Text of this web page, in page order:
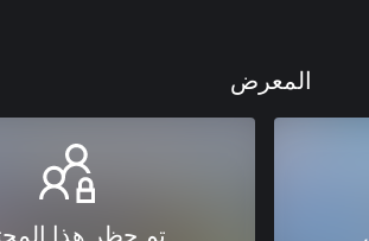
المعرض
تم حظر هذا